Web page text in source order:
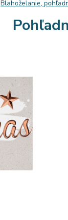
Blahoželanie,